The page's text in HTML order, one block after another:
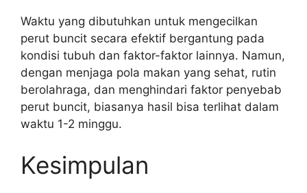
Waktu yang dibutuhkan untuk mengecilkan
perut buncit secara efektif bergantung pada
kondisi tubuh dan faktor-faktor lainnya. Namun,
dengan menjaga pola makan yang sehat, rutin
berolahraga, dan menghindari faktor penyebab
perut buncit, biasanya hasil bisa terlihat dalam
waktu 1-2 minggu.
Kesimpulan